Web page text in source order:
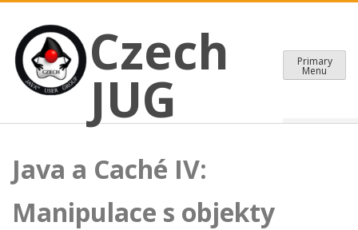
content
Czech JUG
CZECH JAVA USER GROUP
Czech
JUG
Primary
Menu
Java a Caché IV:
Manipulace s objekty